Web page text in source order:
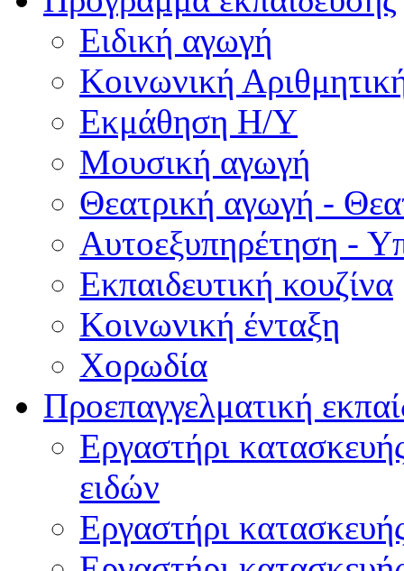
Ειδική αγωγή
Κοινωνική
Εκμάθηση Η/Υ
Μουσική αγωγή
Θεατρική αγωγή -
Αυτοεξυπηρέτηση -
Εκπαιδευτική κουζίνα
Κοινωνική ένταξη
Χορωδία
Προεπαγγελματική
Εργαστήρι
ειδών
Εργαστήρι